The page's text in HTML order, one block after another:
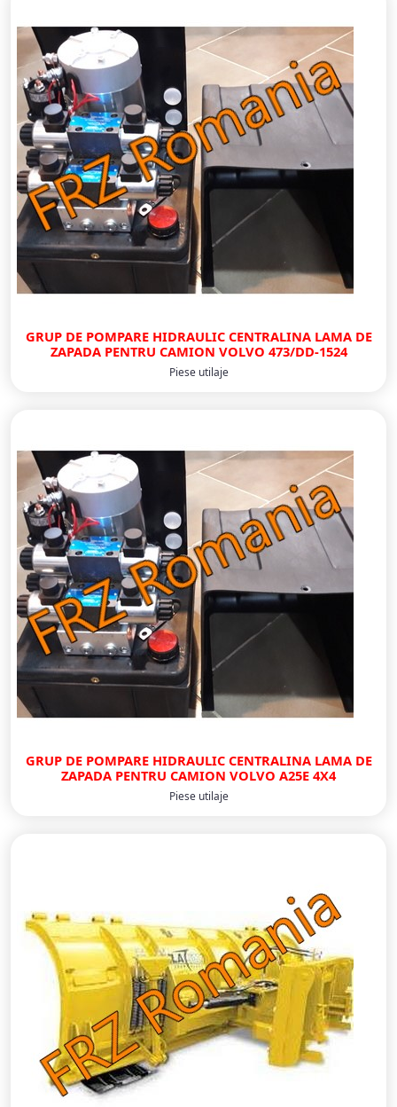
GRUP DE POMPARE HIDRAULIC CENTRALINA LAMA DE
ZAPADA PENTRU CAMION VOLVO 473/DD-1524
Piese utilaje
GRUP DE POMPARE HIDRAULIC CENTRALINA LAMA DE
ZAPADA PENTRU CAMION VOLVO A25E 4X4
Piese utilaje